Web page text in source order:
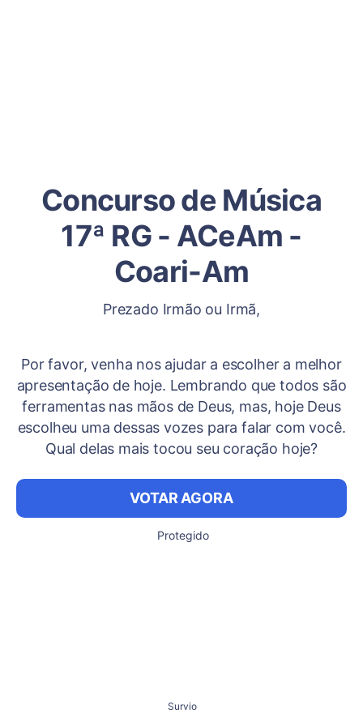
Concurso de Música
17ª RG - ACeAm -
Coari-Am
Prezado Irmão ou Irmã,
Por favor, venha nos ajudar a escolher a melhor
apresentação de hoje. Lembrando que todos são
ferramentas nas mãos de Deus, mas, hoje Deus
escolheu uma dessas vozes para falar com você.
Qual delas mais tocou seu coração hoje?
VOTAR AGORA
Protegido
Survio